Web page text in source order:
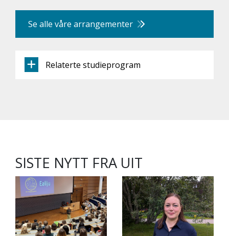
Se alle våre arrangementer
Relaterte studieprogram
SISTE NYTT FRA UIT